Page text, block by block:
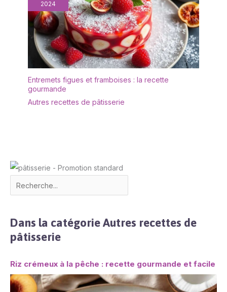
liquide vaisselle et d'eau
et est très facile à
entretenir. Afin de
prolonger sa durée de
vie, il est recommandé
de ne pas le nettoyer au
lave-vaisselle. Après le
nettoyage, il doit être
au sec. ✔[Remarque
2024
Entremets figues et framboises : la recette
gourmande
Autres recettes de pâtisserie
Dans la catégorie Autres recettes de
pâtisserie
Riz crémeux à la pêche : recette gourmande et facile